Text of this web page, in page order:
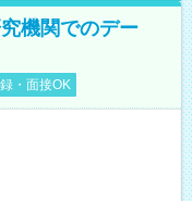
機関でのデー
・面接OK